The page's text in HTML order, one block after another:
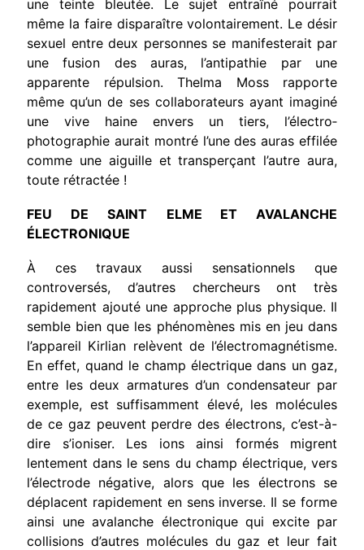
une teinte bleutée. Le sujet entraîné pourrait
même la faire disparaître volontairement. Le désir
sexuel entre deux person­nes se manifesterait par
une fusion des auras, l’antipathie par une
apparente répulsion. Thelma Moss rapporte
même qu’un de ses col­laborateurs ayant imaginé
une vive haine envers un tiers, l’électro­
photographie aurait montré l’une des auras effilée
comme une aiguille et transperçant l’autre aura,
toute rétractée !
FEU DE SAINT ELME
ET AVALANCHE
ÉLECTRONIQUE
À ces travaux aussi sensationnels que
controversés, d’autres chercheurs ont très
rapidement ajouté une approche plus physique. Il
semble bien que les phénomènes mis en jeu dans
l’appa­reil Kirlian relèvent de l’électromagnétisme.
En effet, quand le champ électrique dans un gaz,
entre les deux armatures d’un con­densateur par
exemple, est suffisamment élevé, les molécules
de ce gaz peuvent perdre des électrons, c’est-à-
dire s’ioniser. Les ions ainsi formés migrent
lentement dans le sens du champ électrique, vers
l’électrode négative, alors que les électrons se
déplacent rapidement en sens inverse. Il se forme
ainsi une avalanche électronique qui excite par
collisions d’autres molécules du gaz et leur fait